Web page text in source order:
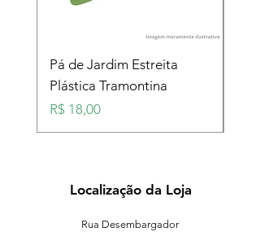
Pá de Jardim Estreita
Plástica Tramontina
Preço
R$ 18,00
Localização da Loja
Rua Desembargador